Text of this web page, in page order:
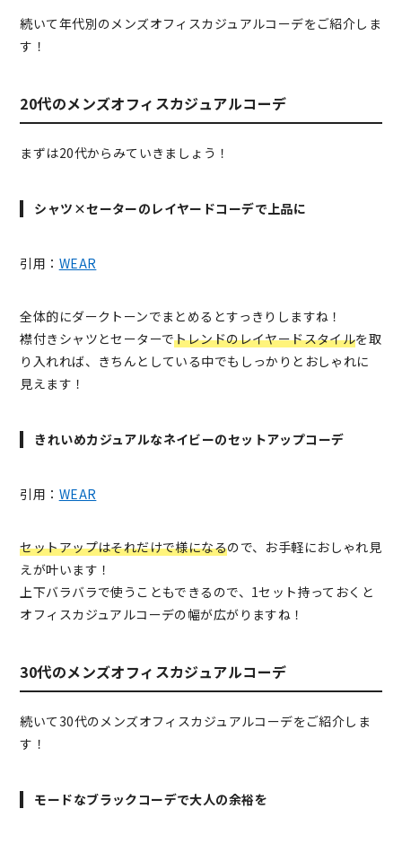
続いて年代別のメンズオフィスカジュアルコーデをご紹介しま
す！
20代のメンズオフィスカジュアルコーデ
まずは20代からみていきましょう！
シャツ×セーターのレイヤードコーデで上品に
引用： WEAR
全体的にダークトーンでまとめるとすっきりしますね！
襟付きシャツとセーターでトレンドのレイヤードスタイルを取
り入れれば、きちんとしている中でもしっかりとおしゃれに
見えます！
きれいめカジュアルなネイビーのセットアップコーデ
引用： WEAR
セットアップはそれだけで様になるので、お手軽におしゃれ見
えが叶います！
上下バラバラで使うこともできるので、1セット持っておくと
オフィスカジュアルコーデの幅が広がりますね！
30代のメンズオフィスカジュアルコーデ
続いて30代のメンズオフィスカジュアルコーデをご紹介しま
す！
モードなブラックコーデで大人の余裕を